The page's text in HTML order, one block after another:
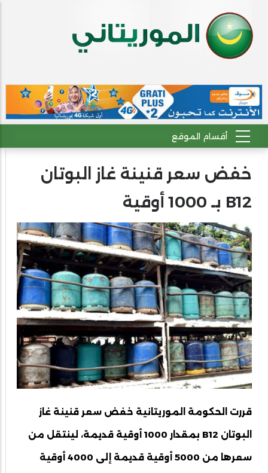
خفض سعر قنينة غاز البوتان
B12 بـ 1000 أوقية
قررت الحكومة الموريتانية خفض سعر قنينة غاز
البوتان B12 بمقدار 1000 أوقية قديمة، لينتقل من
سعرها من 5000 أوقية قديمة إلى 4000 أوقية